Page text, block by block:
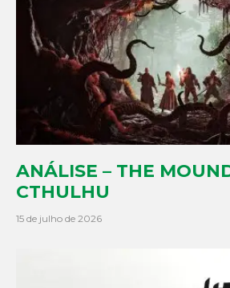
ANÁLISE – THE
CTHULHU
15 de julho de 2026